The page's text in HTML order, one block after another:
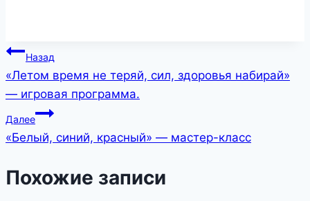
Навигация
по
записям
Назад
«Летом время не теряй, сил, здоровья набирай»
— игровая программа.
Далее
«Белый, синий, красный» — мастер-класс
Похожие записи